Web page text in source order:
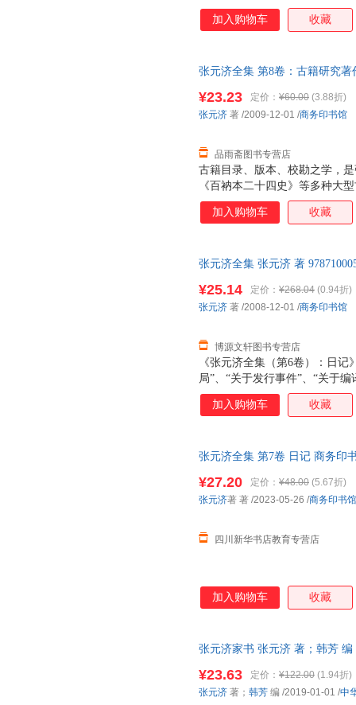
件”、“关于印刷事件”、“关于
馆”、“发行”、“编译”、“职员”
《张元济全集》第六、七卷收
月至10月的赴会日记。 商务印
式，每天一页，每页除月、日
加入购物车 收藏
张元济全集 第8卷：古籍研究
古籍目录、版本、校勘之学，
《百衲本二十四史》等多种大
编辑、影印、出版丰富的实践
国时期我国古籍出版的代表性
编入书目两部：《宝礼堂宋本
¥23.23 定价： ¥60.00 (3.88折)
品雨斋图书专营店
张元济 著 /2009-12-01 /商务印书馆
加入购物车 收藏
张元济全集 张元济 著
《张元济全集（第6卷）：日记
局”、“关于发行事件”、“关于
件”、“关于印刷事件”、“关于
馆”、“发行”、“编译”、“职员”
《张元济全集》第六、七卷收
月至10月的赴会日记。 商务印
式，每天一页，每页除月、日
¥25.14 定价： ¥268.04 (0.94折)
博源文轩图书专营店
张元济 著 /2008-12-01 /商务印书馆
加入购物车 收藏
张元济全集 第7卷 日记 商务印
¥27.20 定价： ¥48.00 (5.67折)
四川新华书店教育专营店
张元济著 著 /2023-05-26 /商务印书馆
加入购物车 收藏
张元济家书 张元济 著；韩芳 编
¥23.63 定价： ¥122.00 (1.94折)
张元济 著； 韩芳 编 /2019-01-01 /中